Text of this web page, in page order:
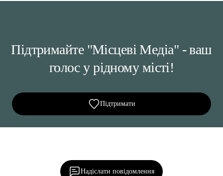
Підтримайте "Місцеві Медіа" - ваш
голос у рідному місті!
Підтримати
Надіслати повідомлення